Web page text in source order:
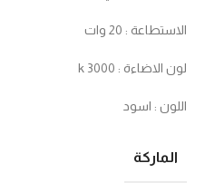
الاستطاعة : 20 وات
لون الاضاءة : 3000 k
اللون : اسود
الماركة